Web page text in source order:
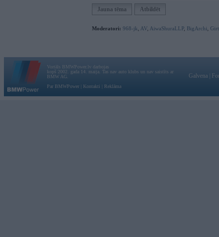
Jauna tēma Atbildēt
Moderatori: 968-jk AV AiwaShuraLLP, BigArchi
Vortāls BMWPower.lv darbojas
kopš 2002. gada 14. maija. Tas nav auto klubs un nav saistīts ar
BMW AG.
Par BMWPower
Kontakti Reklāma
Galvena